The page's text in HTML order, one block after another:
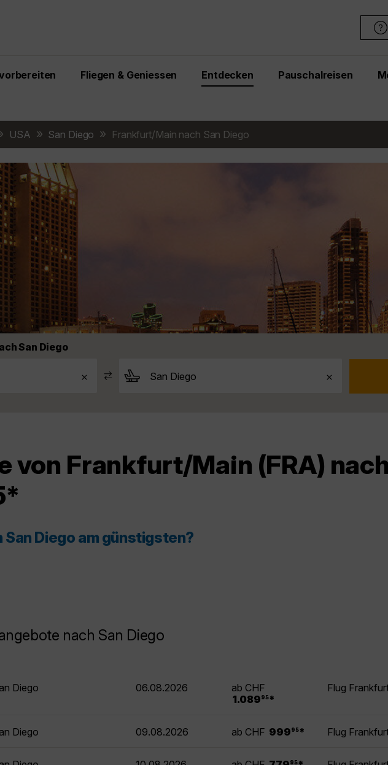
Fliegen & Geniessen Entdecken Pauschalreisen
USA San Diego Frankfurt/Main nach San Diego
San Diego
von Frankfurt/Main (FRA)
San Diego am günstigsten?
nach San Diego
Diego 06.08.2026
ab CHF
1.089.
95 *
Flug
Diego 09.08.2026 ab CHF 999 95 * Flug
95